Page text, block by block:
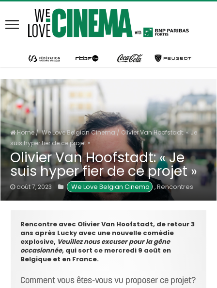
Home/We Love Belgian Cinema / Olivier Van Hoofstadt: « Je
suis hyper fier de ce projet »
Olivier Van Hoofstadt: « Je
suis hyper fier de ce projet »
août 7, 2023 We Love Belgian Cinema ,Rencontres
Rencontre avec Olivier Van Hoofstadt, de retour 3
ans après Lucky avec une nouvelle comédie
explosive, Veuillez nous excuser pour la gêne
occasionnée, qui sort ce mercredi 9 août en
Belgique et en France.
Comment vous êtes-vous vu proposer ce projet?